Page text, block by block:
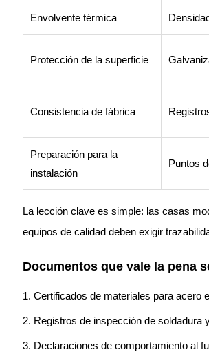
Envolvente térmica
Protección de la superficie
Consistencia de fábrica
Preparación para la
instalación
Puntos
La lección clave es simple: las casas
equipos de calidad deben exigir
Documentos que vale la pena
Certificados de materiales para acero
Registros de inspección de soldadura
Declaraciones de comportamiento al